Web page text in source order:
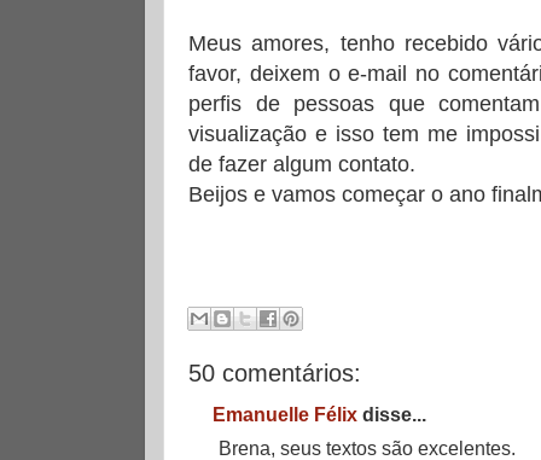
Meus amores, tenho recebido
favor, deixem o e-mail no
perfis de pessoas que
visualização e isso tem me
de fazer algum contato.
Beijos e vamos começar o ano
50 comentários:
Emanuelle Félix disse...
Brena, seus textos são excelentes.